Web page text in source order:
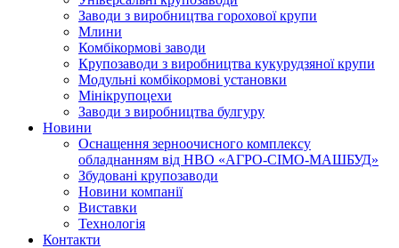
Заводи з виробництва горохової крупи
Млини
Комбікормові заводи
Крупозаводи з виробництва кукурудзяної крупи
Модульні комбікормові установки
Мінікрупоцехи
Заводи з виробництва булгуру
Новини
Оснащення зерноочисного комплексу
обладнанням від НВО «АГРО-СІМО-МАШБУД»
Збудовані крупозаводи
Новини компанії
Виставки
Технологія
Контакти